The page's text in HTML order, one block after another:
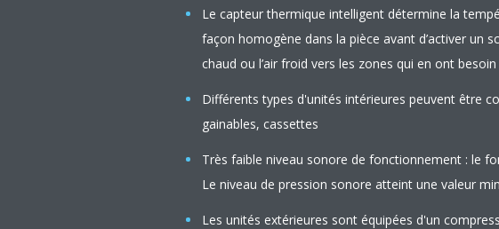
Le capteur thermique intelligent détermine la
façon homogène dans la pièce avant d’activer un
chaud ou l’air froid vers les zones qui en ont besoin
Différents types d'unités intérieures peuvent être
gainables, cassettes
Très faible niveau sonore de fonctionnement : le
Le niveau de pression sonore atteint une valeur
Les unités extérieures sont équipées d'un